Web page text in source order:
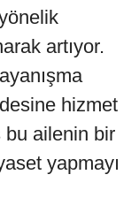
artıyor.
hizmet
bu ailenin bir
yapmayı